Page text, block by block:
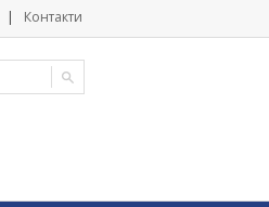
Контакти